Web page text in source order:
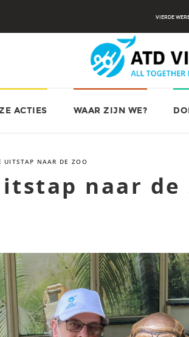
VIERDE
ACTIES WAAR ZIJN WE?
UITSTAP NAAR DE ZOO
naar de